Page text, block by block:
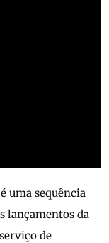
uma sequência
lançamentos da
de